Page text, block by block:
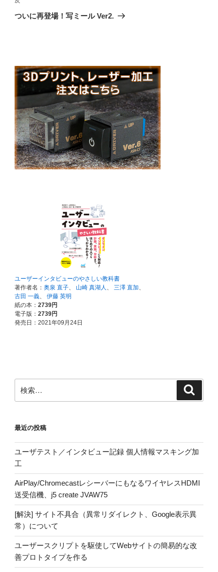
ゲ
ン
の
ついに再登場！写ミール Ver2.
索:
最近の投稿
ユーザテスト／インタビュー記録 個人情報マスキング加
工
AirPlay/ChromecastレシーバーにもなるワイヤレスHDMI
送受信機、j5 create JVAW75
[解決] サイト不具合（異常リダイレクト、Google表示異
常）について
ユーザースクリプトを駆使してWebサイトの簡易的な改
善プロトタイプを作る